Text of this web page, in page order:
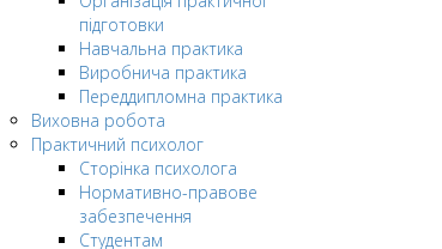
підготовки
Навчальна практика
Виробнича практика
Переддипломна практика
Виховна робота
Практичний психолог
Сторінка психолога
Нормативно-правове
забезпечення
Студентам